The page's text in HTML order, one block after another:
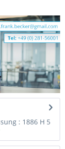
: 1886 H 5